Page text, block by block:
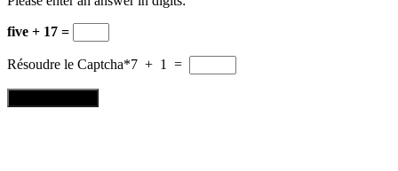
five + 17 =
Résoudre le Captcha*7 + 1 =